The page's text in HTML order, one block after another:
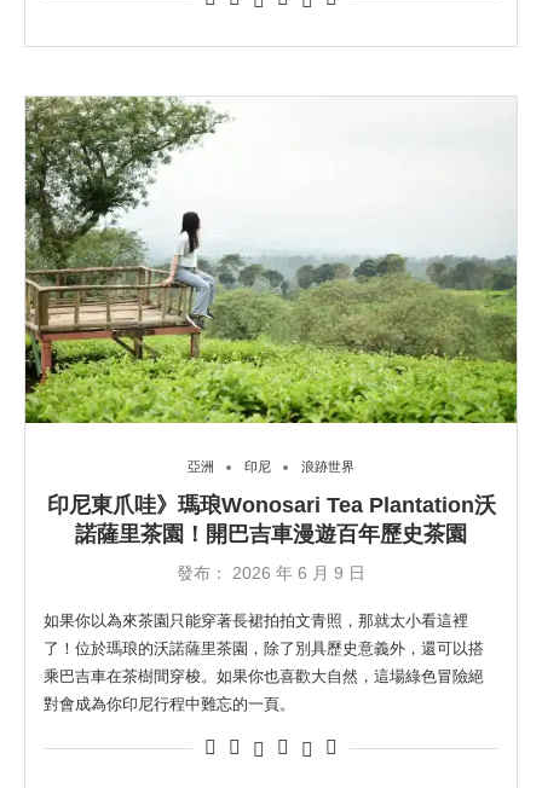
亞洲 印尼 浪跡世界
印尼東爪哇》瑪琅Wonosari Tea Plantation沃
諾薩里茶園！開巴吉車漫遊百年歷史茶園
發布： 2026 年 6 月 9 日
如果你以為來茶園只能穿著長裙拍拍文青照，那就太小看這裡
了！位於瑪琅的沃諾薩里茶園，除了別具歷史意義外，還可以搭
乘巴吉車在茶樹間穿梭。如果你也喜歡大自然，這場綠色冒險絕
對會成為你印尼行程中難忘的一頁。